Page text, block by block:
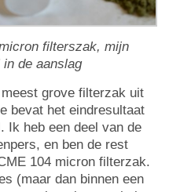
filterszak, mijn
de aanslag
grove filterzak uit
bevat het eindresultaat
Ik heb een deel van de
en ben de rest
104 micron filterzak.
(maar dan binnen een